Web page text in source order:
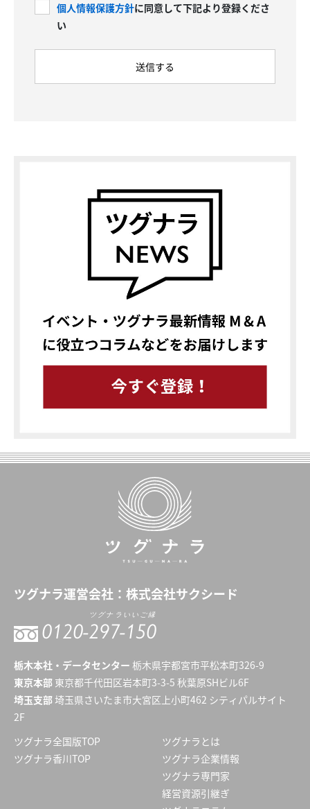
個人情報保護方針に同意して下記より登録くださ
い
ツグナラ運営会社： 株式会社サクシード
0120-297-150
ツグナラいいご縁
栃木本社・データセンター 栃木県宇都宮市平松本町326-9
東京本部 東京都千代田区岩本町3-3-5 秋葉原SHビル6F
埼玉支部 埼玉県さいたま市大宮区上小町462 シティパルサイト
2F
ツグナラ全国版TOP
ツグナラ香川TOP
ツグナラとは
ツグナラ企業情報
ツグナラ専門家
経営資源引継ぎ